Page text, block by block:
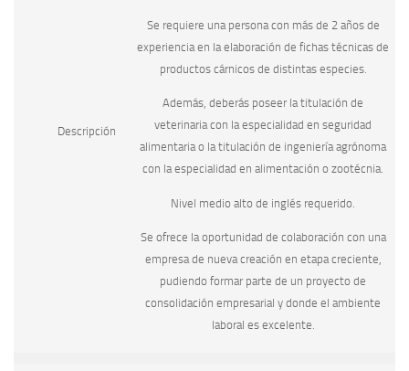
Descripción
Se requiere una persona con más de 2 años de
experiencia en la elaboración de fichas técnicas de
productos cárnicos de distintas especies.
Además, deberás poseer la titulación de
veterinaria con la especialidad en seguridad
alimentaria o la titulación de ingeniería agrónoma
con la especialidad en alimentación o zootécnia.
Nivel medio alto de inglés requerido.
Se ofrece la oportunidad de colaboración con una
empresa de nueva creación en etapa creciente,
pudiendo formar parte de un proyecto de
consolidación empresarial y donde el ambiente
laboral es excelente.